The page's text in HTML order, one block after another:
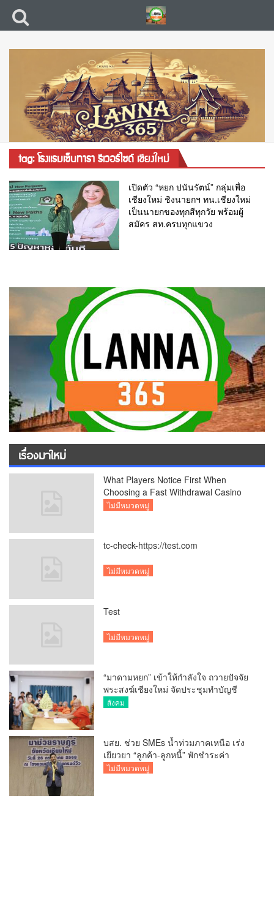
tag: โรงแรมเซ็นทารา รีเวอร์ไซด์ เชียงใหม่
เปิดตัว “หยก ปนันรัตน์” กลุ่มเพื่อ
เชียงใหม่ ชิงนายกฯ ทน.เชียงใหม่
เป็นนายกของทุกสีทุกวัย พร้อมผู้
สมัคร สท.ครบทุกแขวง
เรื่องมาใหม่
What Players Notice First When
Choosing a Fast Withdrawal Casino
UK
ไม่มีหมวดหมู่
tc-check-https://test.com
ไม่มีหมวดหมู่
Test
ไม่มีหมวดหมู่
“มาดามหยก” เข้าให้กำลังใจ ถวายปัจจัย
พระสงฆ์เชียงใหม่ จัดประชุมทำบัญชี
รายรับรายจ่ายของวัด กว่า 300 รูป ที่วัด
สังคม
บสย. ช่วย SMEs น้ำท่วมภาคเหนือ เร่ง
เยียวยา “ลูกค้า-ลูกหนี้” พักชำระค่า
ธรรมเนียม-ค่างวด
ไม่มีหมวดหมู่